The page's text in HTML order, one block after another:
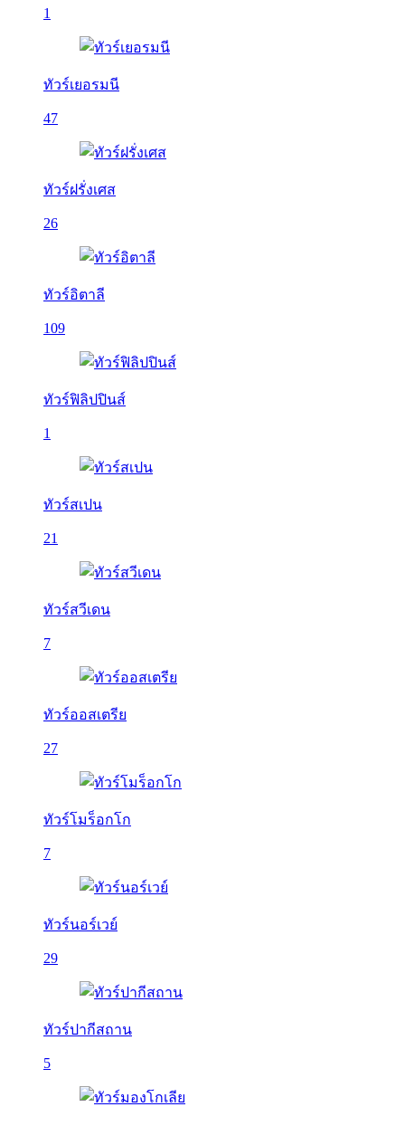
1
ทัวร์เยอรมนี
47
ทัวร์ฝรั่งเศส
26
ทัวร์อิตาลี
109
ทัวร์ฟิลิปปินส์
1
ทัวร์สเปน
21
ทัวร์สวีเดน
7
ทัวร์ออสเตรีย
27
ทัวร์โมร็อกโก
7
ทัวร์นอร์เวย์
29
ทัวร์ปากีสถาน
5